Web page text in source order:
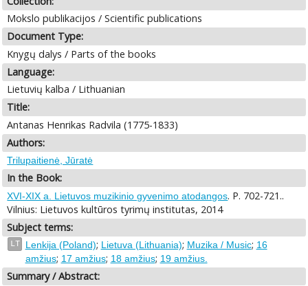
Mokslo publikacijos / Scientific publications
Document Type:
Knygų dalys / Parts of the books
Language:
Lietuvių kalba / Lithuanian
Title:
Antanas Henrikas Radvila (1775-1833)
Authors:
Trilupaitienė, Jūratė
In the Book:
XVI-XIX a. Lietuvos muzikinio gyvenimo atodangos. P. 702-721..
Vilnius: Lietuvos kultūros tyrimų institutas, 2014
Subject terms:
LT Lenkija (Poland); Lietuva (Lithuania); Muzika / Music; 16
amžius; 17 amžius; 18 amžius; 19 amžius.
Summary / Abstract: